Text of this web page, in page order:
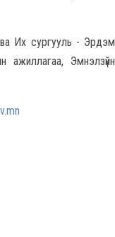
Их сургууль - Эрдэм
ажиллагаа, Эмнэлзүйн